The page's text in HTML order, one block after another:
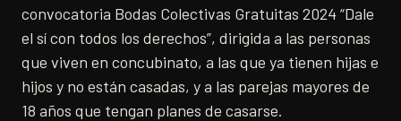
convocatoria Bodas Colectivas Gratuitas 2024 “Dale
el sí con todos los derechos”, dirigida a las personas
que viven en concubinato, a las que ya tienen hijas e
hijos y no están casadas, y a las parejas mayores de
18 años que tengan planes de casarse.